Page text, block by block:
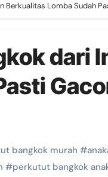
Berkualitas Lomba Sudah
dari
bangkok murah #
#perkutut bangkok